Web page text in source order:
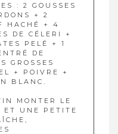
: 2 GOUSSES
+ 2
HACHÉ + 4
DE CÉLERI +
PELÉ + 1
DE
GROSSES
+ POIVRE +
BLANC.
MONTER LE
ET UNE PETITE